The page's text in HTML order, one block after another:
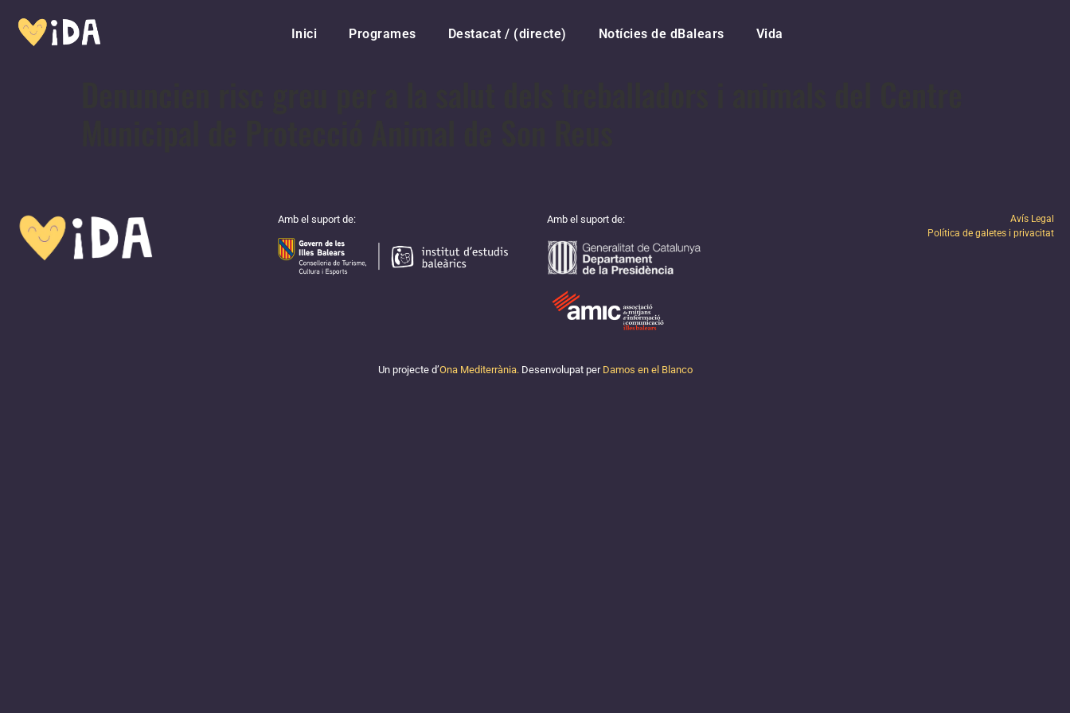
Inici Programes Destacat / (directe) Notícies de dBalears Vida
Amb el suport de: Amb el suport de:
Avís Legal
Política de galetes i privacitat
Un projecte d’Ona Mediterrània.Desenvolupat per Damos en el Blanco